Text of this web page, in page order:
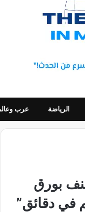
الرياضة عرب
بورق
في دقائق”